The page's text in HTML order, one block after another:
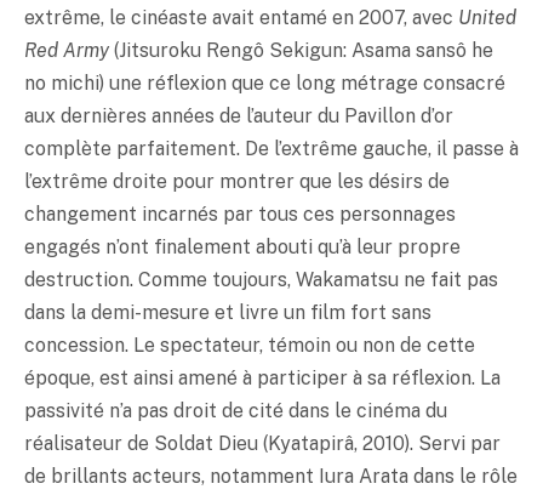
extrême, le cinéaste avait entamé en 2007, avec United
Red Army (Jitsuroku Rengô Sekigun: Asama sansô he
no michi) une réflexion que ce long métrage consacré
aux dernières années de l’auteur du Pavillon d’or
complète parfaitement. De l’extrême gauche, il passe à
l’extrême droite pour montrer que les désirs de
changement incarnés par tous ces personnages
engagés n’ont finalement abouti qu’à leur propre
destruction. Comme toujours, Wakamatsu ne fait pas
dans la demi-mesure et livre un film fort sans
concession. Le spectateur, témoin ou non de cette
époque, est ainsi amené à participer à sa réflexion. La
passivité n’a pas droit de cité dans le cinéma du
réalisateur de Soldat Dieu (Kyatapirâ, 2010). Servi par
de brillants acteurs, notamment Iura Arata dans le rôle